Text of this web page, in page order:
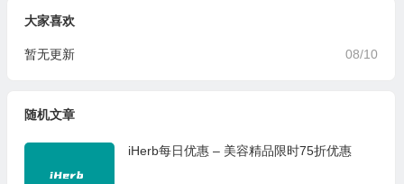
大家喜欢
08/10
暂无更新
随机文章
iHerb每日优惠 – 美容精品限时75折优惠